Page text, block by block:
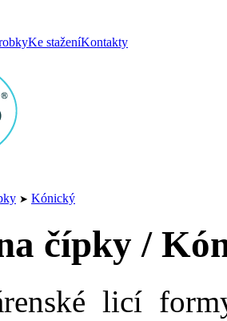
Ke staženíKontakty
➤ Kónický
čípky /
licí